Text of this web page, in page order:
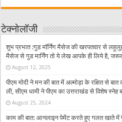
टेक्नोलॉजी
शुभ प्रभात :गुड मॉर्निंग मैसेज की खरपतवार से
मैसेज से गुड मार्निंग तो ये लेख आपके ही लिये है,
August 12, 2025
पीएम मोदी ने मन की बात में अल्मोड़ा के रक्षित से
ली, सीएम धामी ने पीएम का उत्तराखंड से विशेष स्नेह
August 25, 2024
काम की बात: आनलाइन पेमेंट करते हुए गलत खाते में